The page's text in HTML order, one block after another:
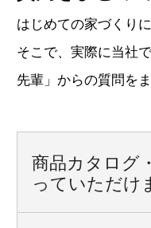
はじめての家づくり
そこで、実際に当社
先輩」からの質問を
商品カタログ
っていただけ